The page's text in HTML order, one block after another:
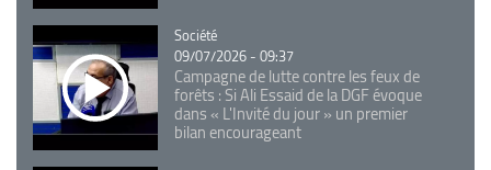
Catégorie
Société
09/07/2026 - 09:37
Campagne de lutte contre les feux de
forêts : Si Ali Essaid de la DGF évoque
dans « L'Invité du jour » un premier
bilan encourageant